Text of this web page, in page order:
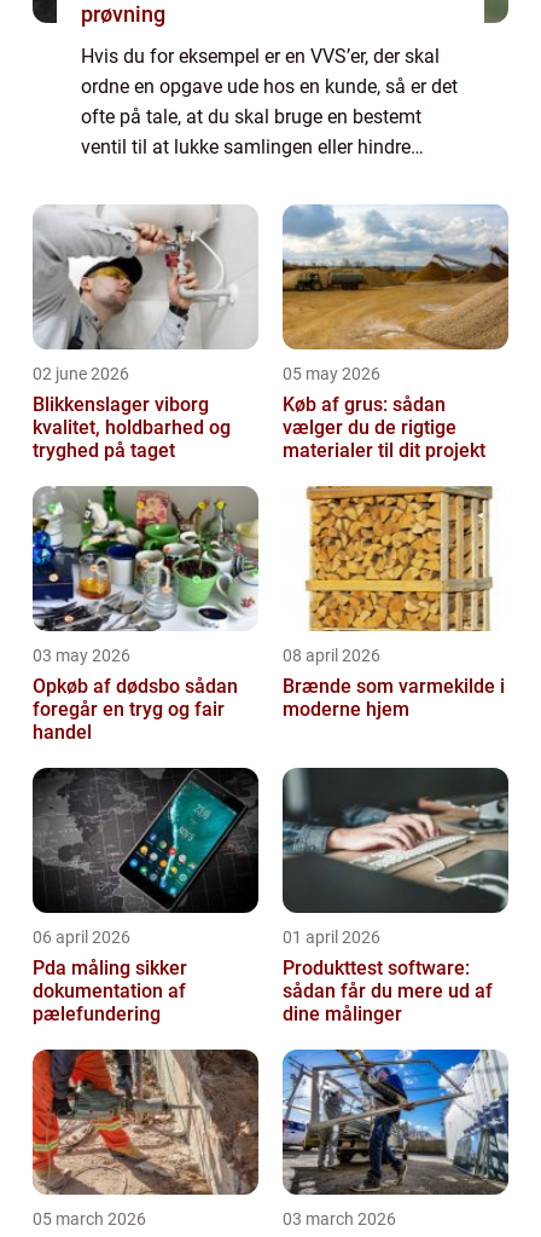
prøvning
Hvis du for eksempel er en VVS’er, der skal
ordne en opgave ude hos en kunde, så er det
ofte på tale, at du skal bruge en bestemt
ventil til at lukke samlingen eller hindre
komme i spil....
02 june 2026
Blikkenslager viborg
kvalitet, holdbarhed og
tryghed på taget
05 may 2026
Køb af grus: sådan
vælger du de rigtige
materialer til dit projekt
03 may 2026
Opkøb af dødsbo sådan
foregår en tryg og fair
handel
08 april 2026
Brænde som varmekilde i
moderne hjem
06 april 2026
Pda måling sikker
dokumentation af
pælefundering
01 april 2026
Produkttest software:
sådan får du mere ud af
dine målinger
05 march 2026 03 march 2026